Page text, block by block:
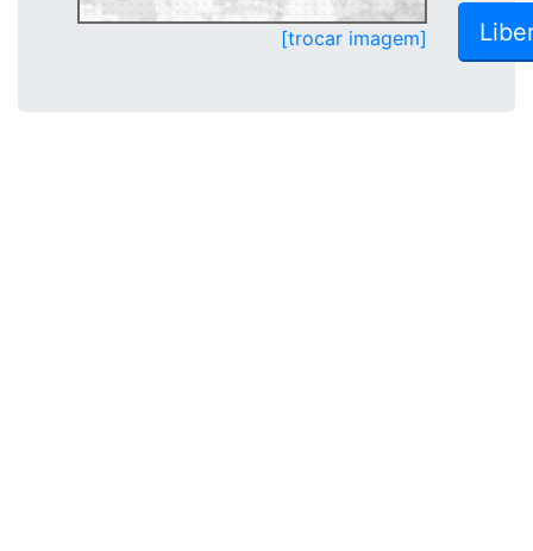
[trocar imagem]